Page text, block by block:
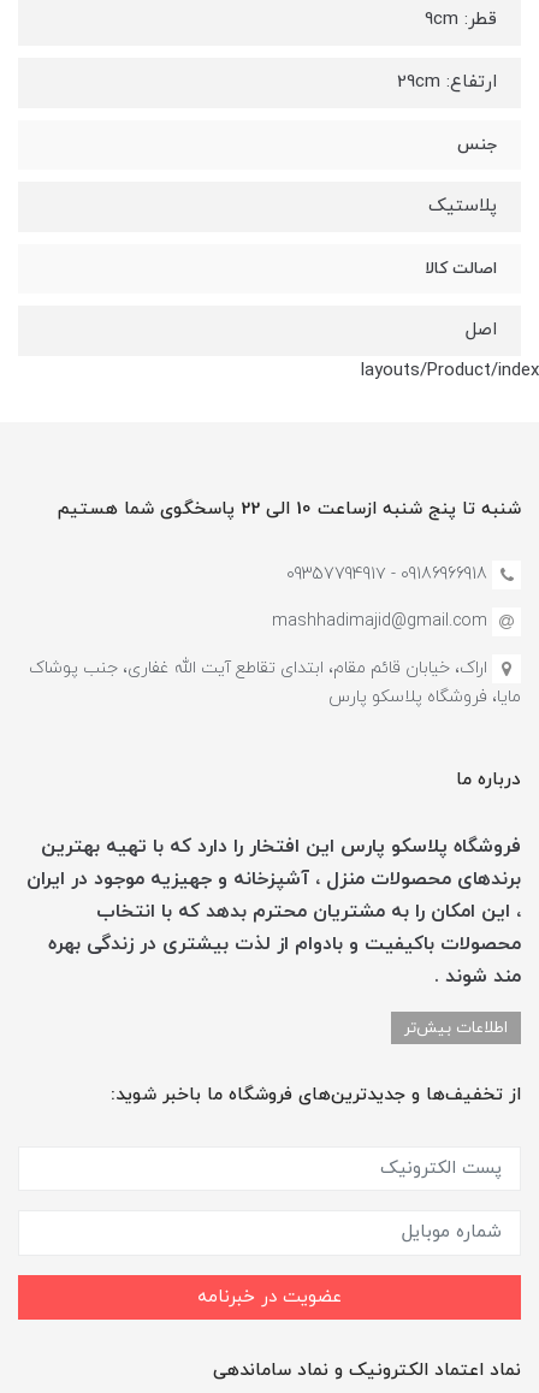
قطر: 9cm
ارتفاع: 29cm
جنس
پلاستیک
اصالت کالا
اصل
layouts/Product/index
شنبه تا پنج شنبه ازساعت 10 الی 22 پاسخگوی شما هستیم
09186966918 - 0935779491۷
mashhadimajid@gmail.com
اراک، خیابان قائم مقام، ابتدای تقاطع آیت الله غفاری، جنب پوشاک
مایا، فروشگاه پلاسکو پارس
درباره ما
فروشگاه پلاسکو پارس این افتخار را دارد که با تهیه بهترین
برندهای محصولات منزل ، آشپزخانه و جهیزیه موجود در ایران
، این امکان را به مشتریان محترم بدهد که با انتخاب
محصولات باکیفیت و بادوام از لذت بیشتری در زندگی بهره
مند شوند .
اطلاعات بیش‌تر
از تخفیف‌ها و جدیدترین‌های فروشگاه ما باخبر شوید:
عضویت در خبرنامه
نماد اعتماد الکترونیک و نماد ساماندهی